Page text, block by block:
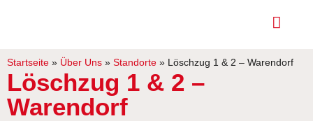
Startseite » Über Uns » Standorte » Löschzug 1 & 2 – Warendorf
Löschzug 1 & 2 –
Warendorf